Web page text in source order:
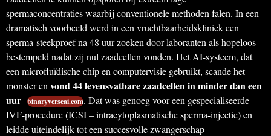
spermaconcentraties waarbij conventionele methoden falen. In een
dramatisch voorbeeld werd in een vruchtbaarheidskliniek een
sperma-steekproef na 48 uur zoeken door laboranten als hopeloos
bestempeld nadat zij nul zaadcellen vonden. Het AI-systeem, dat
een microfluïdische chip en computervisie gebruikt, scande het
monster en vond 44 levensvatbare zaadcellen in minder dan een
uur binaryverseai.com. Dat was genoeg voor een gespecialiseerde
IVF-procedure (ICSI – intracytoplasmatische sperma-injectie) en
leidde uiteindelijk tot een succesvolle zwangerschap